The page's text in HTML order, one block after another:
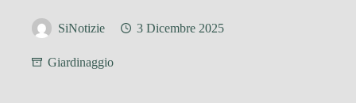
SiNotizie 3 Dicembre 2025
Giardinaggio